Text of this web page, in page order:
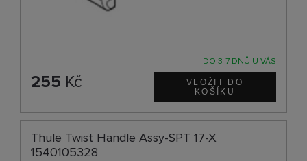
DO 3-7 DNŮ U VÁS
255 Kč
Thule Twist Handle Assy-SPT 17-X
1540105328